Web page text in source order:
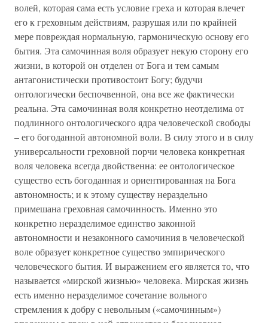
волей, которая сама есть условие греха и которая влечет
его к греховным действиям, разрушая или по крайней
мере повреждая нормальную, гармоническую основу его
бытия. Эта самочинная воля образует некую сторону его
жизни, в которой он отделен от Бога и тем самым
антагонистически противостоит Богу; будучи
онтологически беспочвенной, она все же фактически
реальна. Эта самочинная воля конкретно неотделима от
подлинного онтологического ядра человеческой свободы
– его богоданной автономной воли. В силу этого и в силу
универсальности греховной порчи человека конкретная
воля человека всегда двойственна: ее онтологическое
существо есть богоданная и ориентированная на Бога
автономность; и к этому существу нераздельно
примешана греховная самочинность. Именно это
конкретно неразделимое единство законной
автономности и незаконного самочиния в человеческой
воле образует конкретное существо эмпирического
человеческого бытия. И выражением его является то, что
называется «мирской жизнью» человека. Мирская жизнь
есть именно неразделимое сочетание вольного
стремления к добру с невольным («самочинным»)